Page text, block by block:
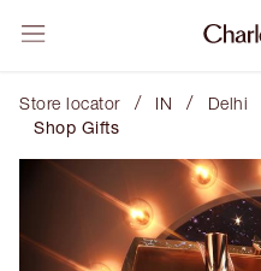
Store locator / IN / Delhi
Shop Gifts